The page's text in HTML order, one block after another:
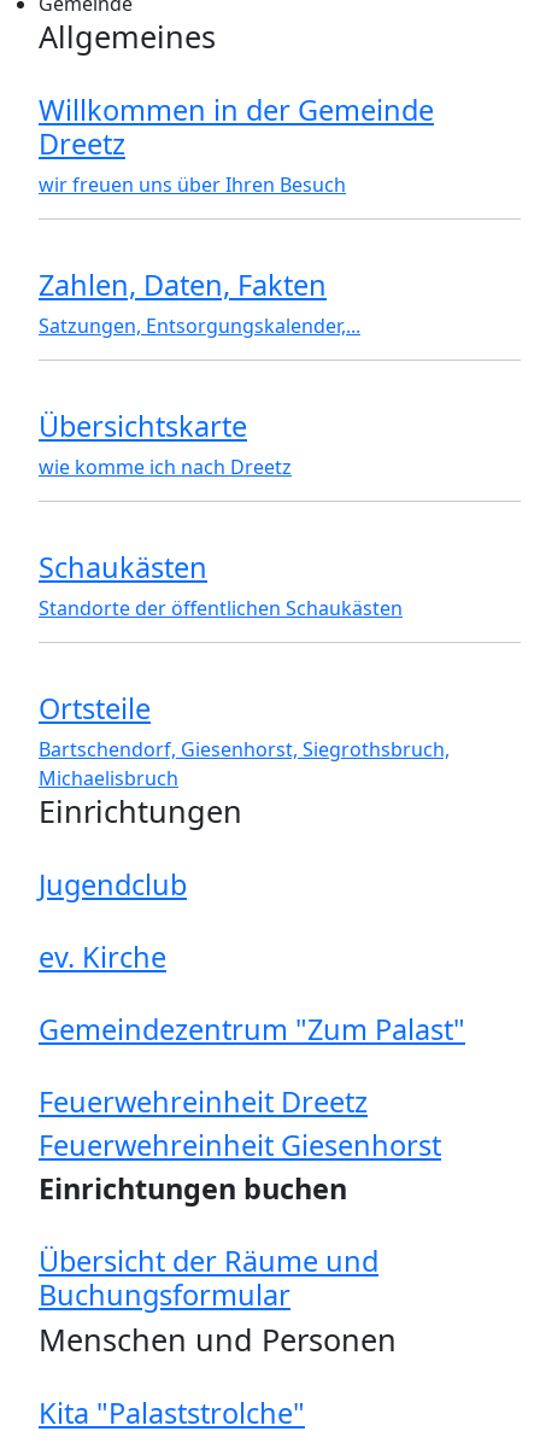
Allgemeines
Willkommen in der Gemeinde
Dreetz
wir freuen uns über Ihren Besuch
Zahlen, Daten, Fakten
Satzungen, Entsorgungskalender,...
Übersichtskarte
wie komme ich nach Dreetz
Schaukästen
Standorte der öffentlichen Schaukästen
Ortsteile
Bartschendorf, Giesenhorst, Siegrothsbruch,
Michaelisbruch
Einrichtungen
Jugendclub
ev. Kirche
Gemeindezentrum "Zum Palast"
Feuerwehreinheit Dreetz
Feuerwehreinheit Giesenhorst
Einrichtungen buchen
Übersicht der Räume und
Buchungsformular
Menschen und Personen
Kita "Palaststrolche"